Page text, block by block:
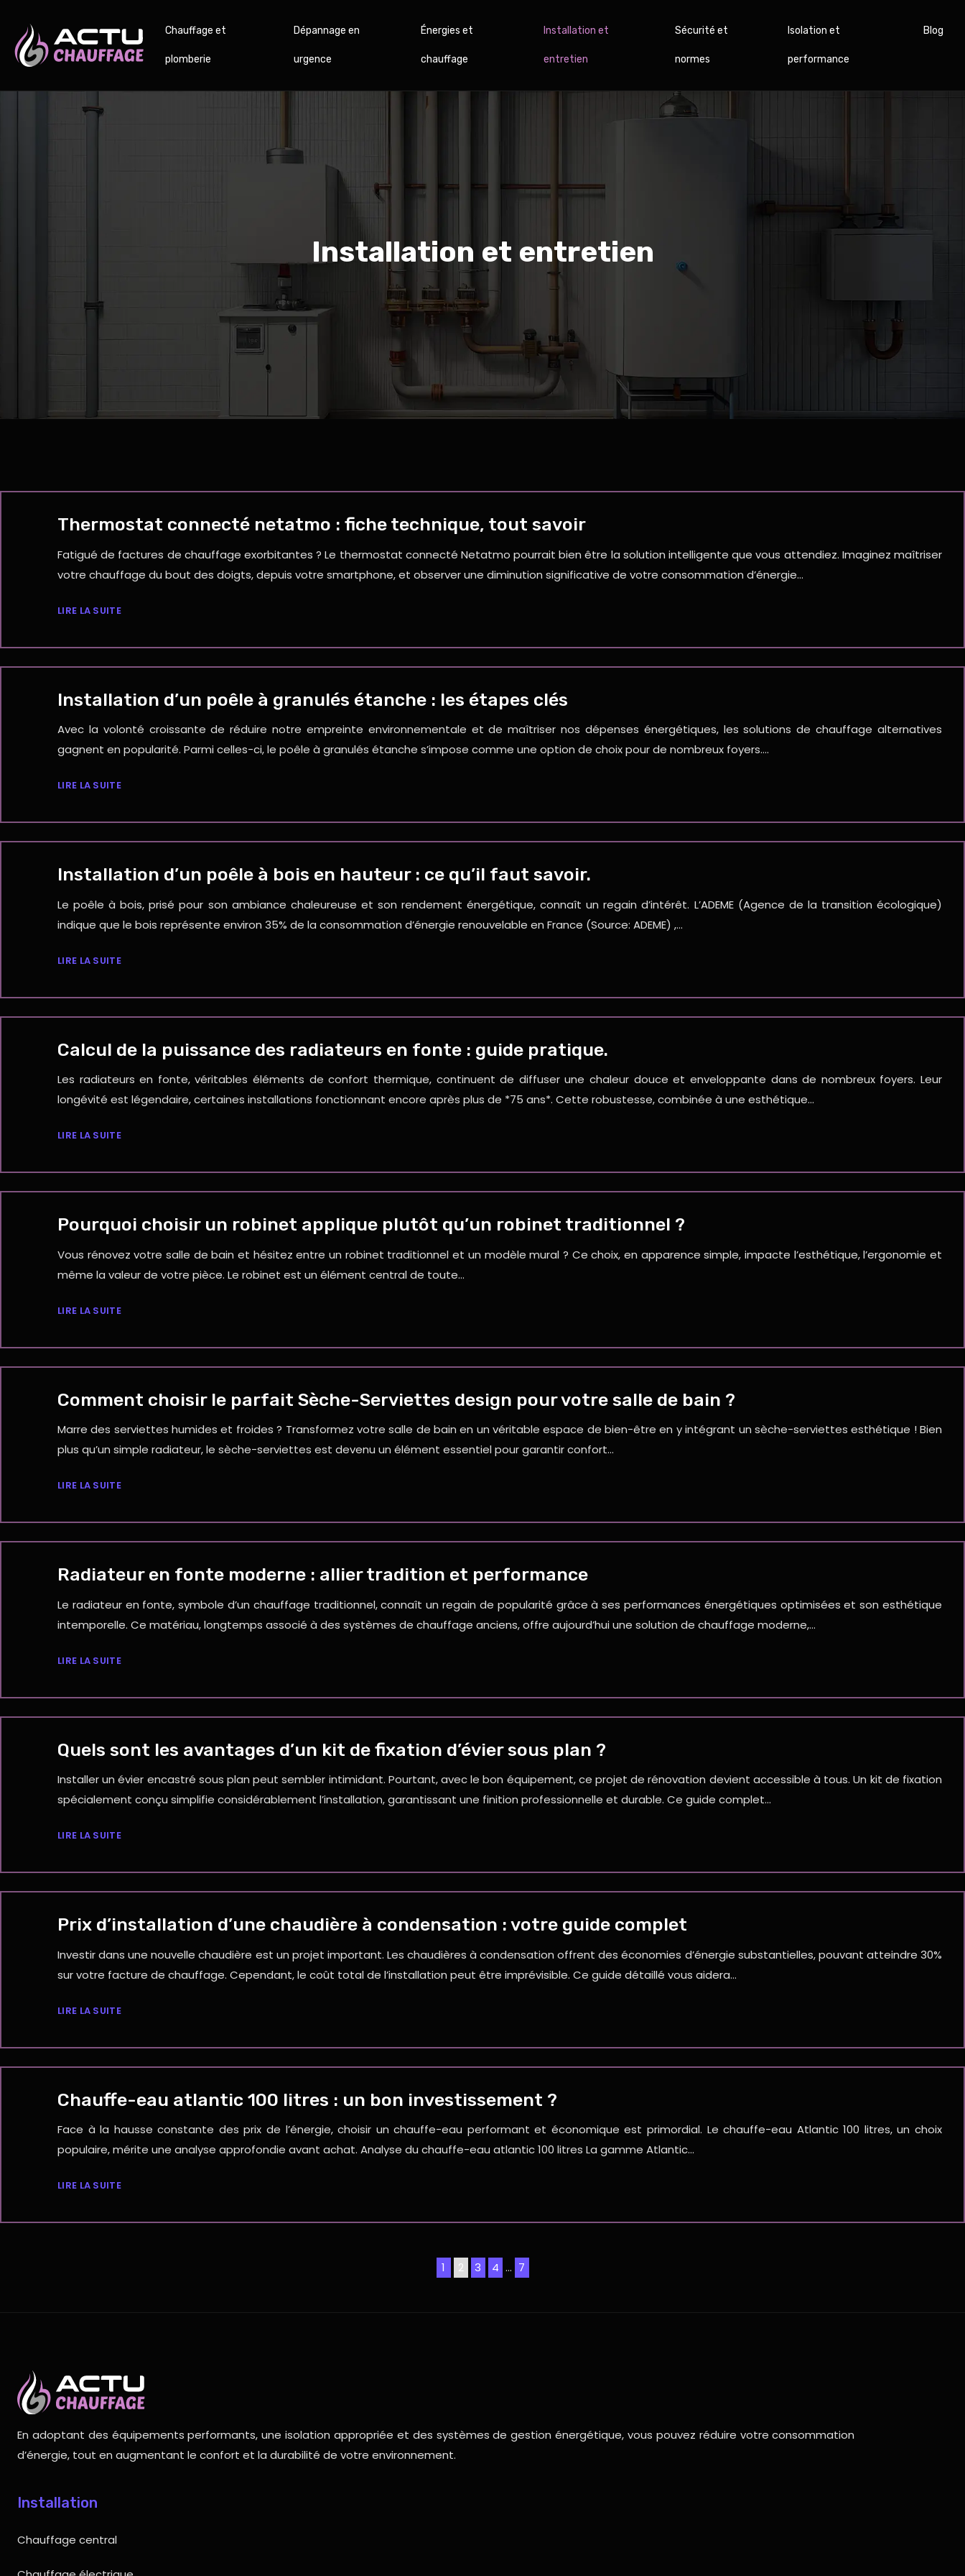
Chauffage et
plomberie
Dépannage en
urgence
Énergies et
chauffage
Installation et
entretien
Sécurité et
normes
Isolation et
performance
Blog
Installation et entretien
Thermostat connecté netatmo : fiche technique, tout savoir
Fatigué de factures de chauffage exorbitantes ? Le thermostat connecté Netatmo pourrait bien être la solution intelligente que vous attendiez. Imaginez maîtriser
votre chauffage du bout des doigts, depuis votre smartphone, et observer une diminution significative de votre consommation d’énergie…
LIRE LA SUITE
Installation d’un poêle à granulés étanche : les étapes clés
Avec la volonté croissante de réduire notre empreinte environnementale et de maîtriser nos dépenses énergétiques, les solutions de chauffage alternatives
gagnent en popularité. Parmi celles-ci, le poêle à granulés étanche s’impose comme une option de choix pour de nombreux foyers….
LIRE LA SUITE
Installation d’un poêle à bois en hauteur : ce qu’il faut savoir.
Le poêle à bois, prisé pour son ambiance chaleureuse et son rendement énergétique, connaît un regain d’intérêt. L’ADEME (Agence de la transition écologique)
indique que le bois représente environ 35% de la consommation d’énergie renouvelable en France (Source: ADEME) ,…
LIRE LA SUITE
Calcul de la puissance des radiateurs en fonte : guide pratique.
Les radiateurs en fonte, véritables éléments de confort thermique, continuent de diffuser une chaleur douce et enveloppante dans de nombreux foyers. Leur
longévité est légendaire, certaines installations fonctionnant encore après plus de *75 ans*. Cette robustesse, combinée à une esthétique…
LIRE LA SUITE
Pourquoi choisir un robinet applique plutôt qu’un robinet traditionnel ?
Vous rénovez votre salle de bain et hésitez entre un robinet traditionnel et un modèle mural ? Ce choix, en apparence simple, impacte l’esthétique, l’ergonomie et
même la valeur de votre pièce. Le robinet est un élément central de toute…
LIRE LA SUITE
Comment choisir le parfait Sèche-Serviettes design pour votre salle de bain ?
Marre des serviettes humides et froides ? Transformez votre salle de bain en un véritable espace de bien-être en y intégrant un sèche-serviettes esthétique ! Bien
plus qu’un simple radiateur, le sèche-serviettes est devenu un élément essentiel pour garantir confort…
LIRE LA SUITE
Radiateur en fonte moderne : allier tradition et performance
Le radiateur en fonte, symbole d’un chauffage traditionnel, connaît un regain de popularité grâce à ses performances énergétiques optimisées et son esthétique
intemporelle. Ce matériau, longtemps associé à des systèmes de chauffage anciens, offre aujourd’hui une solution de chauffage moderne,…
LIRE LA SUITE
Quels sont les avantages d’un kit de fixation d’évier sous plan ?
Installer un évier encastré sous plan peut sembler intimidant. Pourtant, avec le bon équipement, ce projet de rénovation devient accessible à tous. Un kit de fixation
spécialement conçu simplifie considérablement l’installation, garantissant une finition professionnelle et durable. Ce guide complet…
LIRE LA SUITE
Prix d’installation d’une chaudière à condensation : votre guide complet
Investir dans une nouvelle chaudière est un projet important. Les chaudières à condensation offrent des économies d’énergie substantielles, pouvant atteindre 30%
sur votre facture de chauffage. Cependant, le coût total de l’installation peut être imprévisible. Ce guide détaillé vous aidera…
LIRE LA SUITE
Chauffe-eau atlantic 100 litres : un bon investissement ?
Face à la hausse constante des prix de l’énergie, choisir un chauffe-eau performant et économique est primordial. Le chauffe-eau Atlantic 100 litres, un choix
populaire, mérite une analyse approfondie avant achat. Analyse du chauffe-eau atlantic 100 litres La gamme Atlantic…
LIRE LA SUITE
1 2 3 4 … 7
En adoptant des équipements performants, une isolation appropriée et des systèmes de gestion énergétique, vous pouvez réduire votre consommation
d’énergie, tout en augmentant le confort et la durabilité de votre environnement.
Installation
Chauffage central